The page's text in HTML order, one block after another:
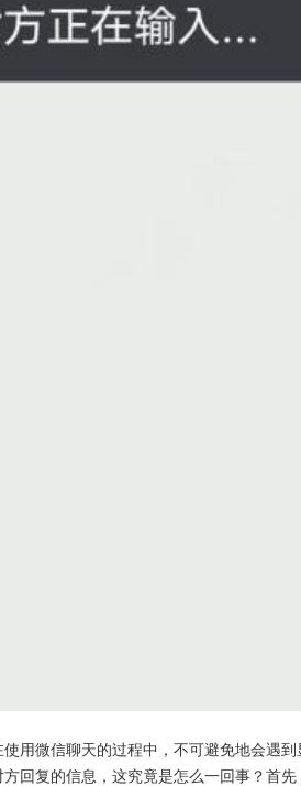
用微信聊天的过程中，不可避免地会遇
回复的信息，这究竟是怎么一回事？首